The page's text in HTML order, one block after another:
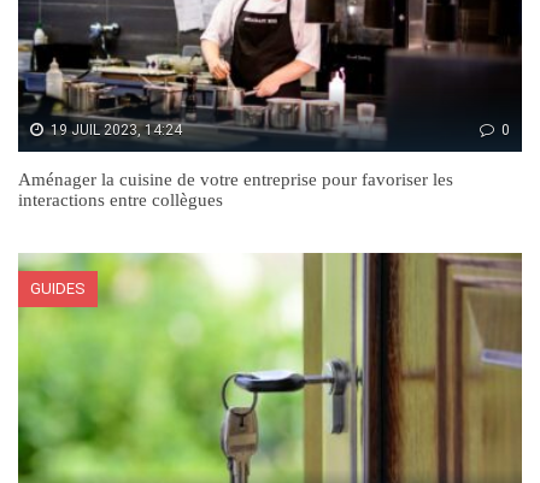
19 JUIL 2023, 14:24 0
Aménager la cuisine de votre entreprise pour favoriser les
interactions entre collègues
GUIDES